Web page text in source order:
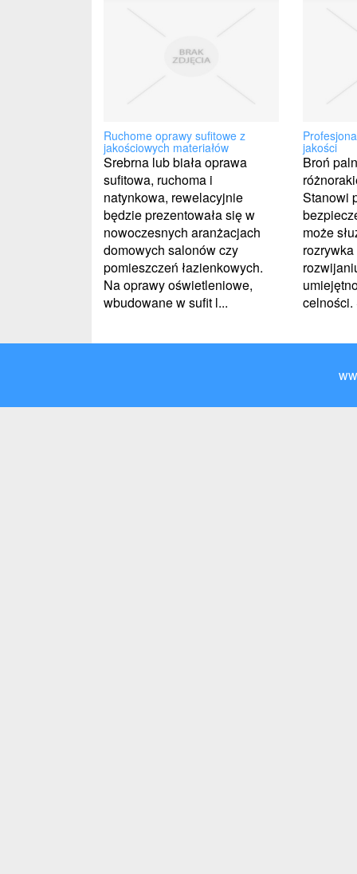
Ruchome oprawy sufitowe z
jakościowych materiałów
Srebrna lub biała oprawa
sufitowa, ruchoma i
natynkowa, rewelacyjnie
będzie prezentowała się w
nowoczesnych aranżacjach
domowych salonów czy
pomieszczeń łazienkowych.
Na oprawy oświetleniowe,
wbudowane w sufit l...
jakości
Broń
Stanowi
może
celności.